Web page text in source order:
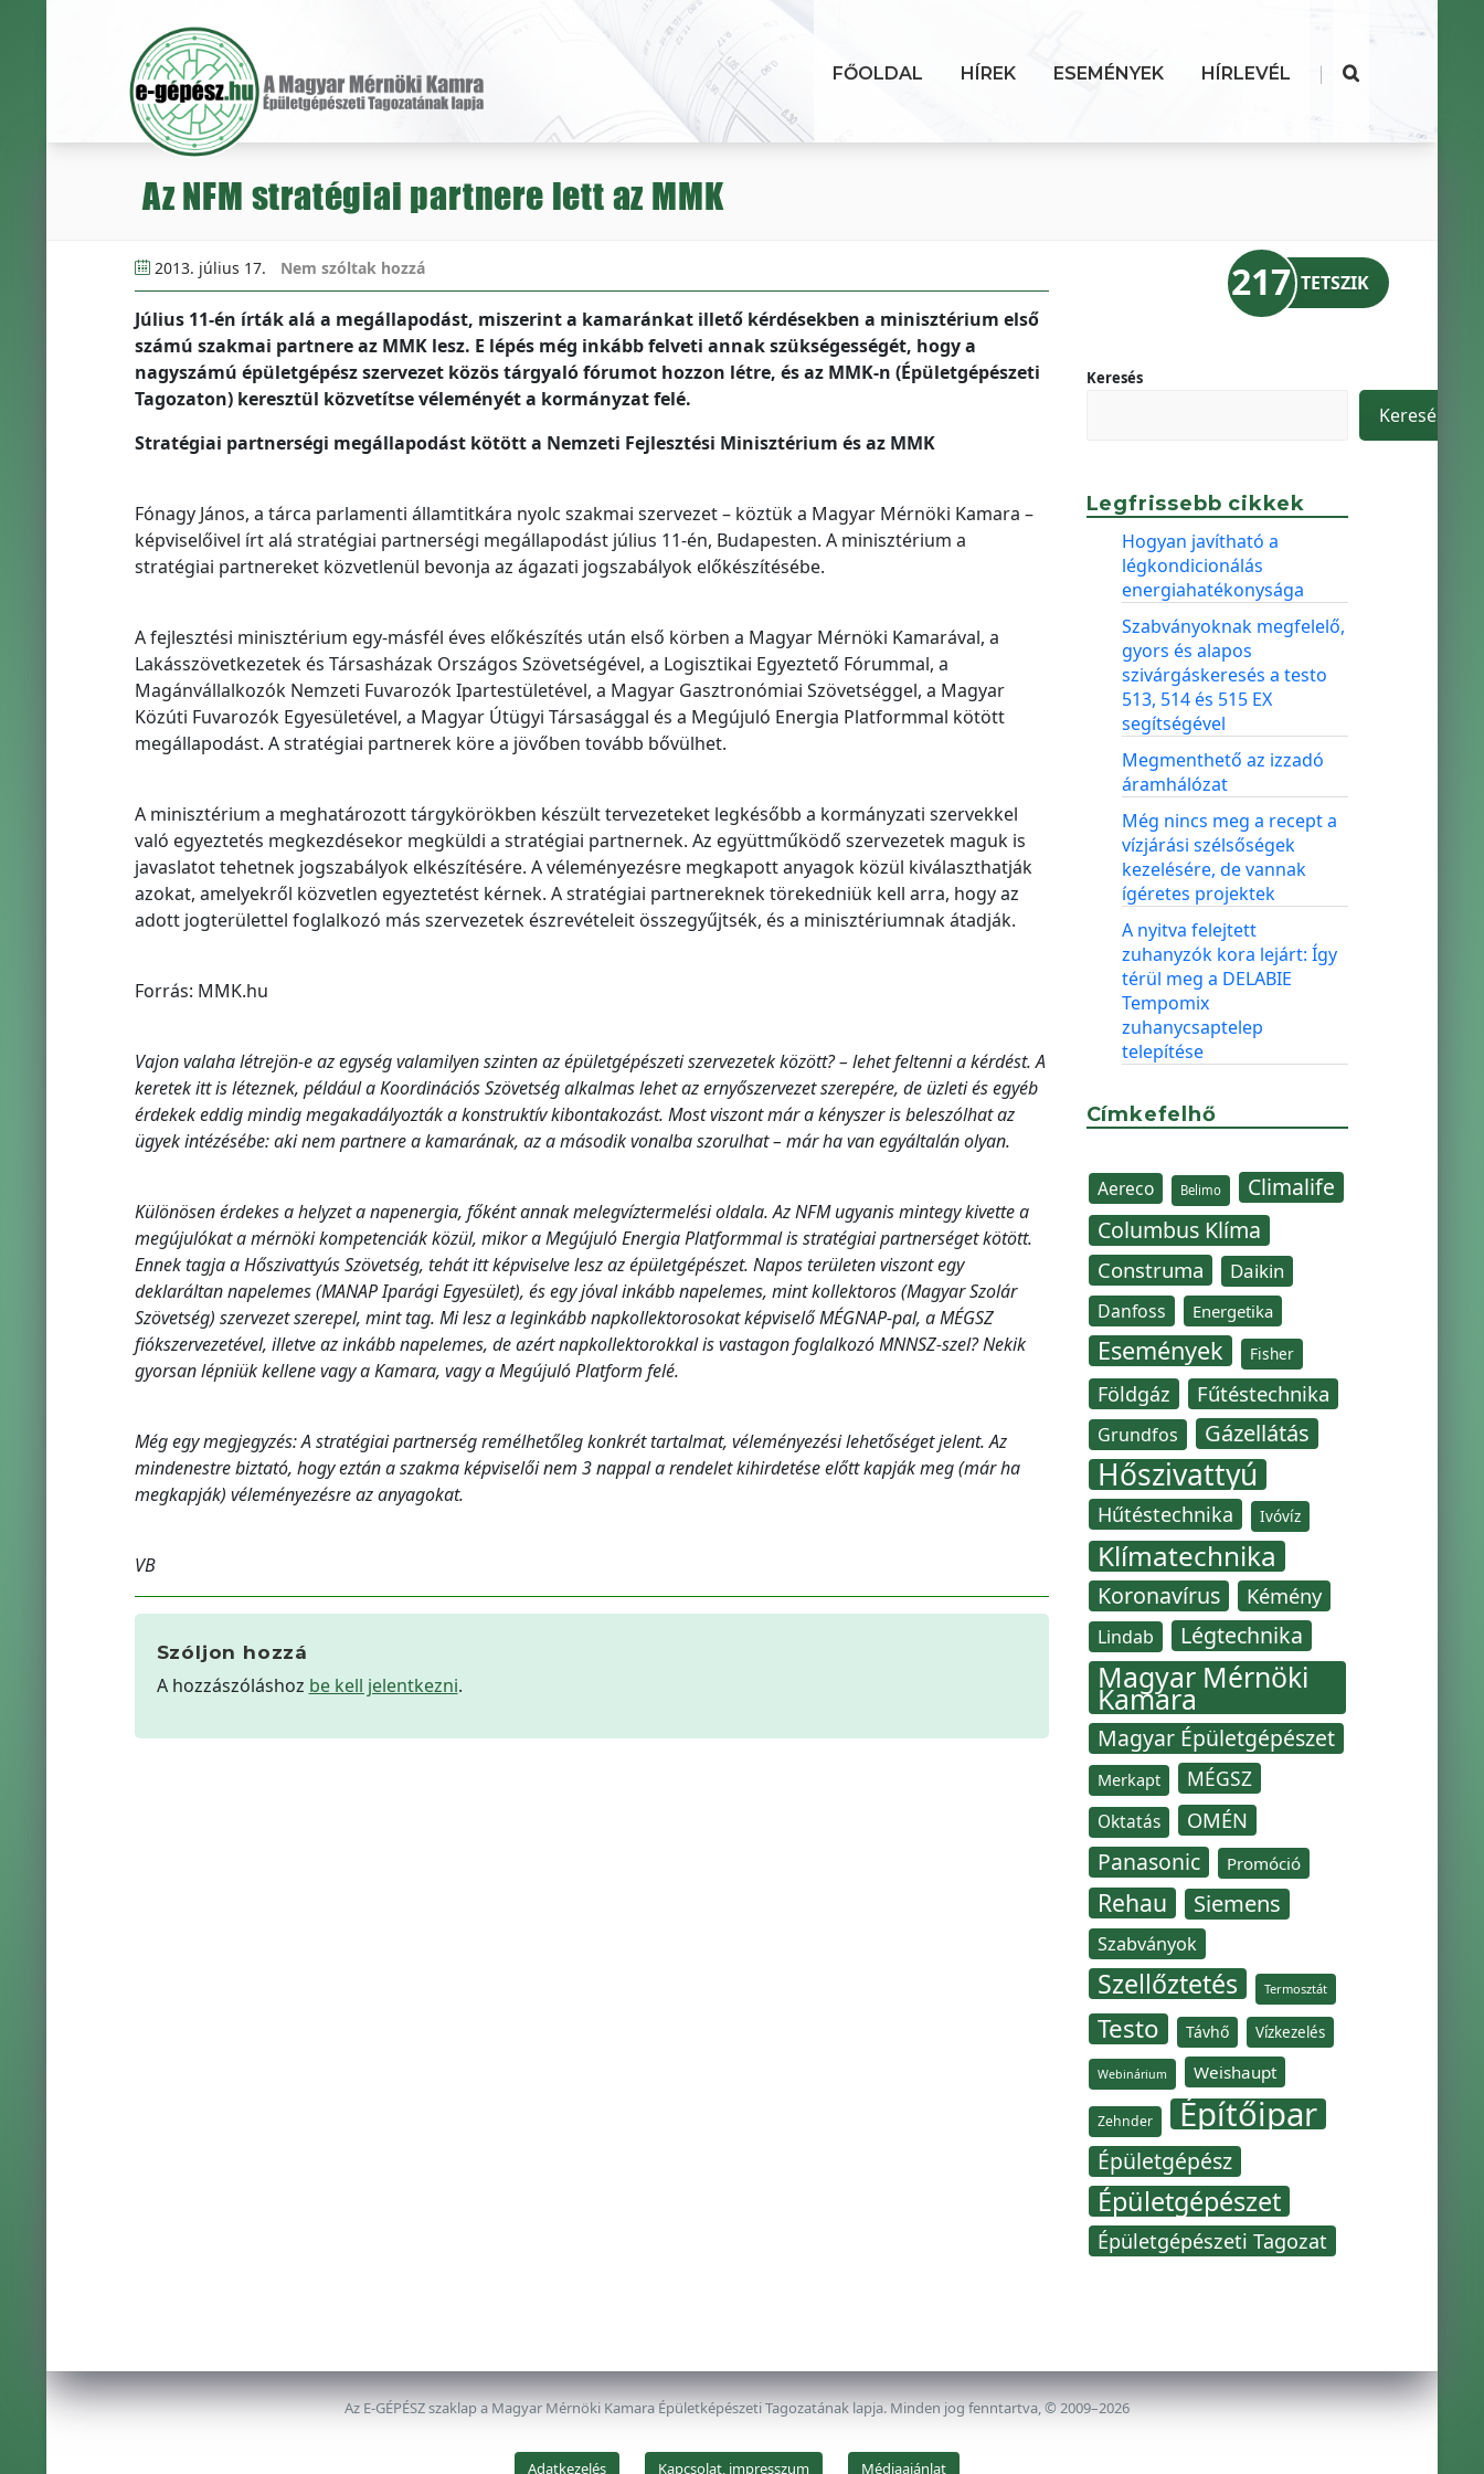
FŐOLDAL HÍREK ESEMÉNYEK HÍRLEVÉL |
Az NFM stratégiai partnere lett az MMK
2013. július 17. Nem szóltak hozzá
Július 11-én írták alá a megállapodást, miszerint a kamaránkat illető kérdésekben a minisztérium első
számú szakmai partnere az MMK lesz. E lépés még inkább felveti annak szükségességét, hogy a
nagyszámú épületgépész szervezet közös tárgyaló fórumot hozzon létre, és az MMK-n (Épületgépészeti
Tagozaton) keresztül közvetítse véleményét a kormányzat felé.
Stratégiai partnerségi megállapodást kötött a Nemzeti Fejlesztési Minisztérium és az MMK
Fónagy János, a tárca parlamenti államtitkára nyolc szakmai szervezet – köztük a Magyar Mérnöki Kamara –
képviselőivel írt alá stratégiai partnerségi megállapodást július 11-én, Budapesten. A minisztérium a
stratégiai partnereket közvetlenül bevonja az ágazati jogszabályok előkészítésébe.
A fejlesztési minisztérium egy-másfél éves előkészítés után első körben a Magyar Mérnöki Kamarával, a
Lakásszövetkezetek és Társasházak Országos Szövetségével, a Logisztikai Egyeztető Fórummal, a
Magánvállalkozók Nemzeti Fuvarozók Ipartestületével, a Magyar Gasztronómiai Szövetséggel, a Magyar
Közúti Fuvarozók Egyesületével, a Magyar Útügyi Társasággal és a Megújuló Energia Platformmal kötött
megállapodást. A stratégiai partnerek köre a jövőben tovább bővülhet.
A minisztérium a meghatározott tárgykörökben készült tervezeteket legkésőbb a kormányzati szervekkel
való egyeztetés megkezdésekor megküldi a stratégiai partnernek. Az együttműködő szervezetek maguk is
javaslatot tehetnek jogszabályok elkészítésére. A véleményezésre megkapott anyagok közül kiválaszthatják
azokat, amelyekről közvetlen egyeztetést kérnek. A stratégiai partnereknek törekedniük kell arra, hogy az
adott jogterülettel foglalkozó más szervezetek észrevételeit összegyűjtsék, és a minisztériumnak átadják.
Forrás: MMK.hu
Vajon valaha létrejön-e az egység valamilyen szinten az épületgépészeti szervezetek között? – lehet feltenni a kérdést. A
keretek itt is léteznek, például a Koordinációs Szövetség alkalmas lehet az ernyőszervezet szerepére, de üzleti és egyéb
érdekek eddig mindig megakadályozták a konstruktív kibontakozást. Most viszont már a kényszer is beleszólhat az
ügyek intézésébe: aki nem partnere a kamarának, az a második vonalba szorulhat – már ha van egyáltalán olyan.
Különösen érdekes a helyzet a napenergia, főként annak melegvíztermelési oldala. Az NFM ugyanis mintegy kivette a
megújulókat a mérnöki kompetenciák közül, mikor a Megújuló Energia Platformmal is stratégiai partnerséget kötött.
Ennek tagja a Hőszivattyús Szövetség, tehát itt képviselve lesz az épületgépészet. Napos területen viszont egy
deklaráltan napelemes (MANAP Iparági Egyesület), és egy jóval inkább napelemes, mint kollektoros (Magyar Szolár
Szövetség) szervezet szerepel, mint tag. Mi lesz a leginkább napkollektorosokat képviselő MÉGNAP-pal, a MÉGSZ
fiókszervezetével, illetve az inkább napelemes, de azért napkollektorokkal is vastagon foglalkozó MNNSZ-szel? Nekik
gyorsan lépniük kellene vagy a Kamara, vagy a Megújuló Platform felé.
Még egy megjegyzés: A stratégiai partnerség remélhetőleg konkrét tartalmat, véleményezési lehetőséget jelent. Az
mindenestre biztató, hogy eztán a szakma képviselői nem 3 nappal a rendelet kihirdetése előtt kapják meg (már ha
megkapják) véleményezésre az anyagokat.
VB
Szóljon hozzá
A hozzászóláshoz be kell jelentkezni.
217 TETSZIK
Keresés
Keresés
Legfrissebb cikkek
Hogyan javítható a
légkondicionálás
energiahatékonysága
Szabványoknak megfelelő,
gyors és alapos
szivárgáskeresés a testo
513, 514 és 515 EX
segítségével
Megmenthető az izzadó
áramhálózat
Még nincs meg a recept a
vízjárási szélsőségek
kezelésére, de vannak
ígéretes projektek
A nyitva felejtett
zuhanyzók kora lejárt: Így
térül meg a DELABIE
Tempomix
zuhanycsaptelep
telepítése
Címkefelhő
Aereco Belimo
Climalife
Columbus Klíma
Construma Daikin
Danfoss Energetika
Események Fisher
Földgáz Fűtéstechnika
Grundfos Gázellátás
Hőszivattyú
Hűtéstechnika Ivóvíz
Klímatechnika
Koronavírus Kémény
Lindab Légtechnika
Magyar Mérnöki
Kamara
Magyar Épületgépészet
Merkapt MÉGSZ
Oktatás OMÉN
Panasonic Promóció
Rehau Siemens
Szabványok
Szellőztetés Termosztát
Testo Távhő Vízkezelés
Webinárium Weishaupt
Zehnder Építőipar
Épületgépész
Épületgépészet
Épületgépészeti Tagozat
Az E-GÉPÉSZ szaklap a Magyar Mérnöki Kamara Épületképészeti Tagozatának lapja. Minden jog fenntartva, © 2009–2026
Adatkezelés Kapcsolat, impresszum Médiaajánlat